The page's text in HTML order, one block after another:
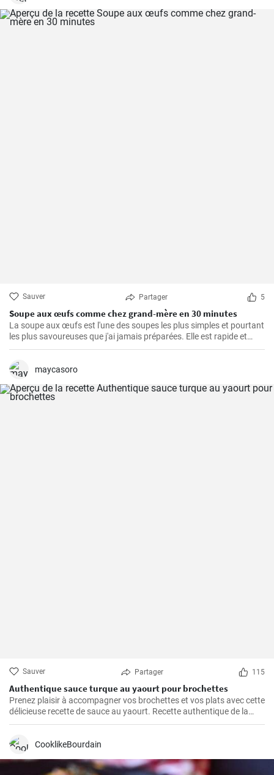
Sauver Partager 5
Soupe aux œufs comme chez grand-mère en 30 minutes
La soupe aux œufs est l'une des soupes les plus simples et pourtant
les plus savoureuses que j'ai jamais préparées. Elle est rapide et
facile à préparer, saine et riche en protéines. J'ai appris cette recette
fois pour le plus grand plaisir de ma famille. Les principaux
ingrédients sont bien sûr les œufs, auxquels s'ajoutent de
délicieuses épices et de délicieux légumes.
maycasoro
Sauver Partager 115
Authentique sauce turque au yaourt pour brochettes
Prenez plaisir à accompagner vos brochettes et vos plats avec cette
délicieuse recette de sauce au yaourt. Recette authentique de la
cuisine turque.
CooklikeBourdain